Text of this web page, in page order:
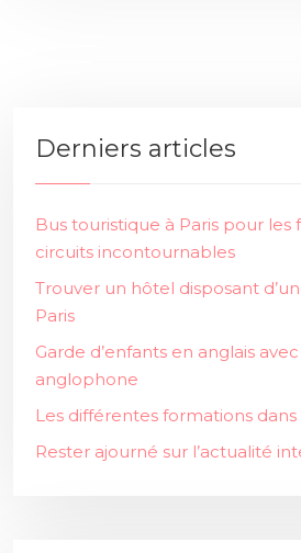
Derniers articles
Bus touristique à Paris pour les
circuits incontournables
Trouver un hôtel disposant
Paris
Garde d’enfants en anglais
anglophone
Les différentes formations
Rester ajourné sur l’actualité